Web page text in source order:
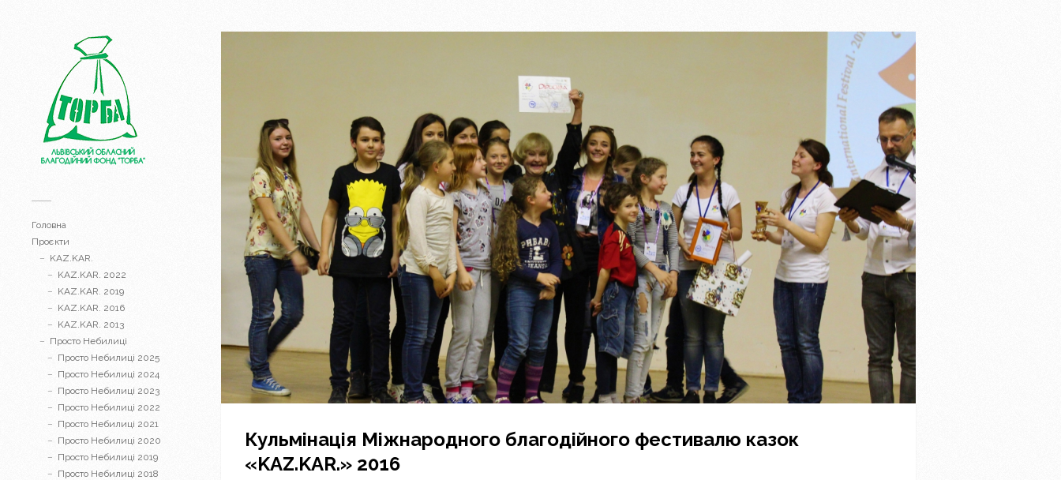
Головна
Проєкти
KAZ.KAR.
KAZ.KAR. 2022
KAZ.KAR. 2019
KAZ.KAR. 2016
KAZ.KAR. 2013
Просто Небилиці
Просто Небилиці 2025
Просто Небилиці 2024
Просто Небилиці 2023
Просто Небилиці 2022
Просто Небилиці 2021
Просто Небилиці 2020
Просто Небилиці 2019
Просто Небилиці 2018
Кульмінація Міжнародного благодійного фестивалю казок
«KAZ.KAR.» 2016